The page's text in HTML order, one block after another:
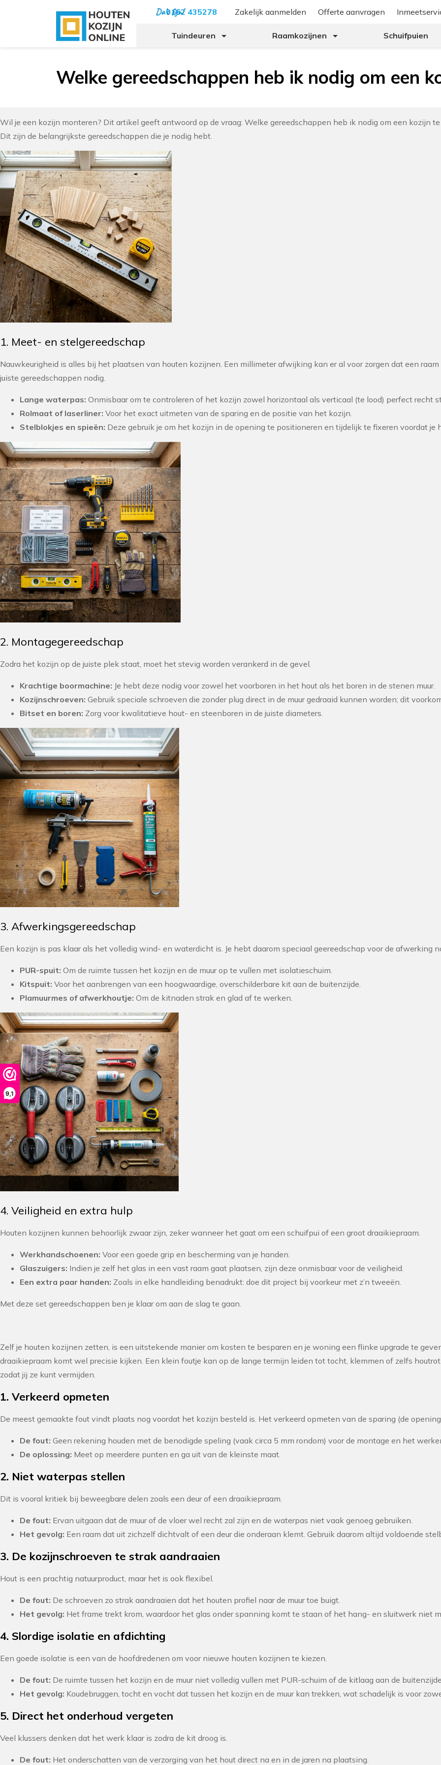
9,1
0162 435278 Zakelijk aanmelden Offerte aanvragen
Tuindeuren Raamkozijnen Schuifpuien
Welke gereedschappen heb ik nodig om een
Wil je een kozijn monteren? Dit artikel geeft antwoord op de vraag: Welke gereedschappen heb ik nodig om een kozijn
Dit zijn de belangrijkste gereedschappen die je nodig hebt.
1. Meet- en stelgereedschap
Nauwkeurigheid is alles bij het plaatsen van houten kozijnen. Een millimeter afwijking kan er al voor zorgen dat een
juiste gereedschappen nodig.
Lange waterpas: Onmisbaar om te controleren of het kozijn zowel horizontaal als verticaal (te lood) perfect recht
Rolmaat of laserliner: Voor het exact uitmeten van de sparing en de positie van het kozijn.
Stelblokjes en spieën: Deze gebruik je om het kozijn in de opening te positioneren en tijdelijk te fixeren voordat je
2. Montagegereedschap
Zodra het kozijn op de juiste plek staat, moet het stevig worden verankerd in de gevel.
Krachtige boormachine: Je hebt deze nodig voor zowel het voorboren in het hout als het boren in de stenen muur.
Kozijnschroeven: Gebruik speciale schroeven die zonder plug direct in de muur gedraaid kunnen worden; dit
Bitset en boren: Zorg voor kwalitatieve hout- en steenboren in de juiste diameters.
3. Afwerkingsgereedschap
Een kozijn is pas klaar als het volledig wind- en waterdicht is. Je hebt daarom speciaal geereedschap voor de afwerking
PUR-spuit: Om de ruimte tussen het kozijn en de muur op te vullen met isolatieschuim.
Kitspuit: Voor het aanbrengen van een hoogwaardige, overschilderbare kit aan de buitenzijde.
Plamuurmes of afwerkhoutje: Om de kitnaden strak en glad af te werken.
4. Veiligheid en extra hulp
Houten kozijnen kunnen behoorlijk zwaar zijn, zeker wanneer het gaat om een schuifpui of een groot draaikiepraam.
Werkhandschoenen: Voor een goede grip en bescherming van je handen.
Glaszuigers: Indien je zelf het glas in een vast raam gaat plaatsen, zijn deze onmisbaar voor de veiligheid.
Een extra paar handen: Zoals in elke handleiding benadrukt: doe dit project bij voorkeur met z’n tweeën.
Met deze set gereedschappen ben je klaar om aan de slag te gaan.
Zelf je houten kozijnen zetten, is een uitstekende manier om kosten te besparen en je woning een flinke upgrade te
draaikiepraam komt wel precisie kijken. Een klein foutje kan op de lange termijn leiden tot tocht, klemmen of zelfs
zodat jij ze kunt vermijden.
1. Verkeerd opmeten
De meest gemaakte fout vindt plaats nog voordat het kozijn besteld is. Het verkeerd opmeten van de sparing (de
De fout: Geen rekening houden met de benodigde speling (vaak circa 5 mm rondom) voor de montage en het
De oplossing: Meet op meerdere punten en ga uit van de kleinste maat.
2. Niet waterpas stellen
Dit is vooral kritiek bij beweegbare delen zoals een deur of een draaikiepraam.
De fout: Ervan uitgaan dat de muur of de vloer wel recht zal zijn en de waterpas niet vaak genoeg gebruiken.
Het gevolg: Een raam dat uit zichzelf dichtvalt of een deur die onderaan klemt. Gebruik daarom altijd voldoende
3. De kozijnschroeven te strak aandraaien
Hout is een prachtig natuurproduct, maar het is ook flexibel.
De fout: De schroeven zo strak aandraaien dat het houten profiel naar de muur toe buigt.
Het gevolg: Het frame trekt krom, waardoor het glas onder spanning komt te staan of het hang- en sluitwerk niet
4. Slordige isolatie en afdichting
Een goede isolatie is een van de hoofdredenen om voor nieuwe houten kozijnen te kiezen.
De fout: De ruimte tussen het kozijn en de muur niet volledig vullen met PUR-schuim of de kitlaag aan de
Het gevolg: Koudebruggen, tocht en vocht dat tussen het kozijn en de muur kan trekken, wat schadelijk is voor
5. Direct het onderhoud vergeten
Veel klussers denken dat het werk klaar is zodra de kit droog is.
De fout: Het onderschatten van de verzorging van het hout direct na en in de jaren na plaatsing.